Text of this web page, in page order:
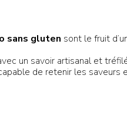
sans gluten sont le fruit
un savoir artisanal et
de retenir les saveurs